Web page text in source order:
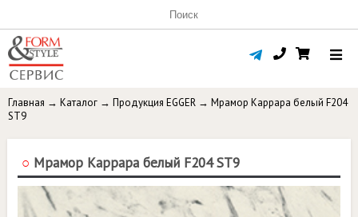
Главная → Каталог → Продукция EGGER → Мрамор Каррара белый F204
ST9
○ Мрамор Каррара белый F204 ST9